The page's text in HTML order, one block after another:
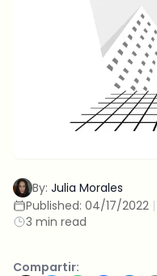
By: Julia Morales
Published: 04/17/2022 |
3 min read
Compartir: